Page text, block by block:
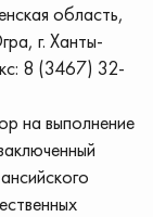
область,
г. Ханты-
8 (3467) 32-
на выполнение